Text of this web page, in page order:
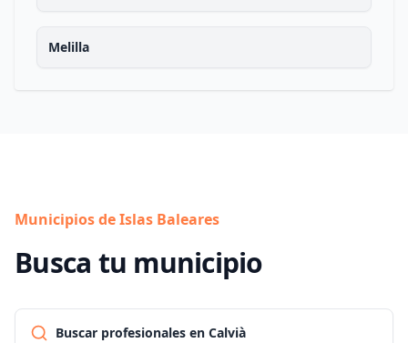
Melilla
Municipios de Islas Baleares
Busca tu municipio
Buscar profesionales en Calvià